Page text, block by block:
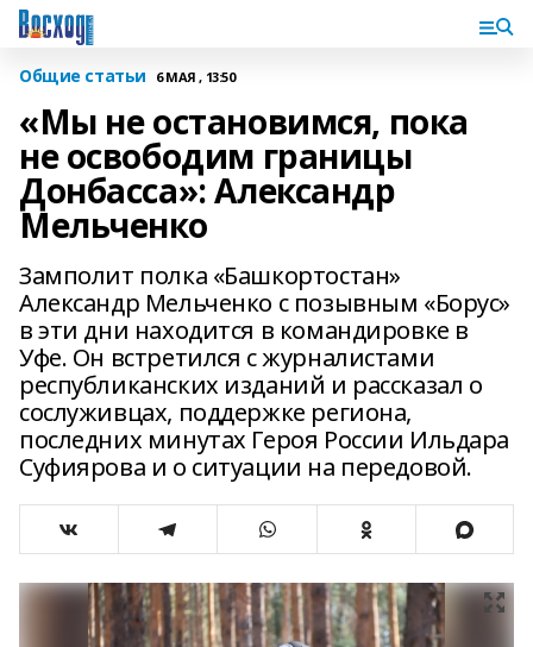
Общие статьи 6 МАЯ , 13:50
«Мы не остановимся, пока
не освободим границы
Донбасса»: Александр
Мельченко
Замполит полка «Башкортостан»
Александр Мельченко с позывным «Борус»
в эти дни находится в командировке в
Уфе. Он встретился с журналистами
республиканских изданий и рассказал о
сослуживцах, поддержке региона,
последних минутах Героя России Ильдара
Суфиярова и о ситуации на передовой.